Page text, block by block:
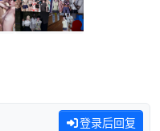
登录后回复